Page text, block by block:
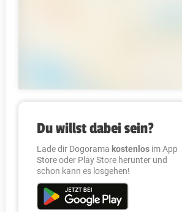
Du willst dabei sein?
Lade dir Dogorama kostenlos im App
Store oder Play Store herunter und
schon kann es losgehen!